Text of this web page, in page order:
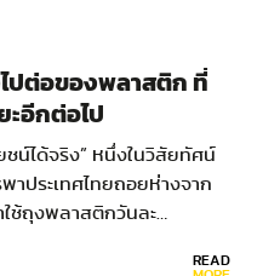
ไปต่อของพลาสติก ที่
ะอีกต่อไป
ชน์ได้จริง” หนึ่งในวิสัยทัศน์
าประเทศไทยถอยห่างจาก
ช้ถุงพลาสติกวันละ…
READ